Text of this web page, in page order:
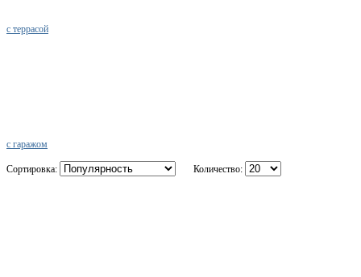
с террасой
с гаражом
Сортировка: Количество: